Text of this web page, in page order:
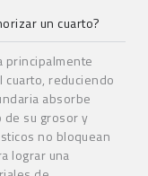
un cuarto?
principalmente
reduciendo
absorbe
su grosor y
no bloquean
lograr una